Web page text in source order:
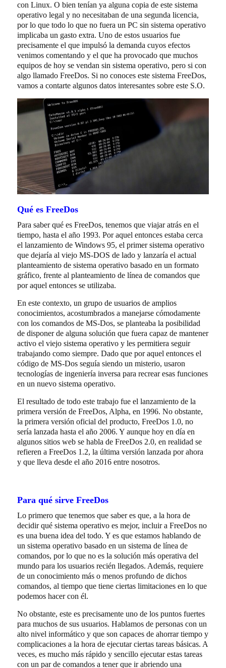
con Linux. O bien tenían ya alguna copia de este sistema
operativo legal y no necesitaban de una segunda licencia,
por lo que todo lo que no fuera un PC sin sistema operativo
implicaba un gasto extra. Uno de estos usuarios fue
precisamente el que impulsó la demanda cuyos efectos
venimos comentando y el que ha provocado que muchos
equipos de hoy se vendan sin sistema operativo, pero si con
algo llamado FreeDos. Si no conoces este sistema FreeDos,
vamos a contarte algunos datos interesantes sobre este S.O.
Qué es FreeDos
Para saber qué es FreeDos, tenemos que viajar atrás en el
tiempo, hasta el año 1993. Por aquel entonces estaba cerca
el lanzamiento de Windows 95, el primer sistema operativo
que dejaría al viejo MS-DOS de lado y lanzaría el actual
planteamiento de sistema operativo basado en un formato
gráfico, frente al planteamiento de línea de comandos que
por aquel entonces se utilizaba.
En este contexto, un grupo de usuarios de amplios
conocimientos, acostumbrados a manejarse cómodamente
con los comandos de MS-Dos, se planteaba la posibilidad
de disponer de alguna solución que fuera capaz de mantener
activo el viejo sistema operativo y les permitiera seguir
trabajando como siempre. Dado que por aquel entonces el
código de MS-Dos seguía siendo un misterio, usaron
tecnologías de ingeniería inversa para recrear esas funciones
en un nuevo sistema operativo.
El resultado de todo este trabajo fue el lanzamiento de la
primera versión de FreeDos, Alpha, en 1996. No obstante,
la primera versión oficial del producto, FreeDos 1.0, no
sería lanzada hasta el año 2006. Y aunque hoy en día en
algunos sitios web se habla de FreeDos 2.0, en realidad se
refieren a FreeDos 1.2, la última versión lanzada por ahora
y que lleva desde el año 2016 entre nosotros.
Para qué sirve FreeDos
Lo primero que tenemos que saber es que, a la hora de
decidir qué sistema operativo es mejor, incluir a FreeDos no
es una buena idea del todo. Y es que estamos hablando de
un sistema operativo basado en un sistema de línea de
comandos, por lo que no es la solución más operativa del
mundo para los usuarios recién llegados. Además, requiere
de un conocimiento más o menos profundo de dichos
comandos, al tiempo que tiene ciertas limitaciones en lo que
podemos hacer con él.
No obstante, este es precisamente uno de los puntos fuertes
para muchos de sus usuarios. Hablamos de personas con un
alto nivel informático y que son capaces de ahorrar tiempo y
complicaciones a la hora de ejecutar ciertas tareas básicas. A
veces, es mucho más rápido y sencillo ejecutar estas tareas
con un par de comandos a tener que ir abriendo una